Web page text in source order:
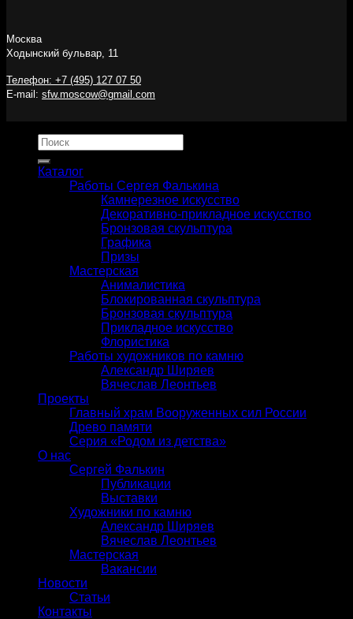
Москва
Ходынский бульвар, 11
Телефон: +7 (495) 127 07 50
E-mail: sfw.moscow@gmail.com
Искать:
Каталог
Работы Сергея Фалькина
Камнерезное искусство
Декоративно-прикладное искусство
Бронзовая скульптура
Графика
Призы
Мастерская
Анималистика
Блокированная скульптура
Бронзовая скульптура
Прикладное искусство
Флористика
Работы художников по камню
Александр Ширяев
Вячеслав Леонтьев
Проекты
Главный храм Вооруженных сил России
Древо памяти
Серия «Родом из детства»
О нас
Сергей Фалькин
Публикации
Выставки
Художники по камню
Александр Ширяев
Вячеслав Леонтьев
Мастерская
Вакансии
Новости
Статьи
Контакты